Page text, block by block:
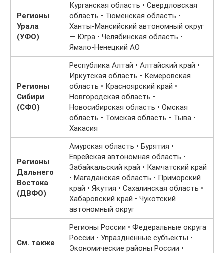
Регионы
Урала
(УФО)
Курганская область • Свердловская
область • Тюменская область •
Ханты-Мансийский автономный округ
— Югра • Челябинская область •
Ямало-Ненецкий АО
Регионы
Сибири
(СФО)
Республика Алтай • Алтайский край •
Иркутская область • Кемеровская
область • Красноярский край •
Новгородская область •
Новосибирская область • Омская
область • Томская область • Тыва •
Хакасия
Регионы
Дальнего
Востока
(ДВФО)
Амурская область • Бурятия •
Еврейская автономная область •
Забайкальский край • Камчатский край
• Магаданская область • Приморский
край • Якутия • Сахалинская область •
Хабаровский край • Чукотский
автономный округ
См. также
Регионы России • Федеральные округа
России • Упразднённые субъекты •
Экономические районы России •